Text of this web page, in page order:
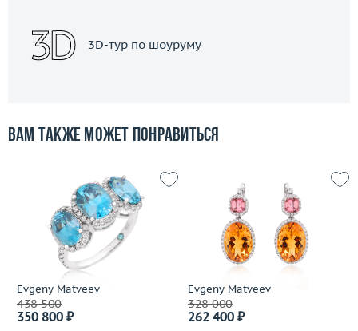
3D-тур по шоуруму
Вам также может понравиться
Evgeny Matveev
438 500
350 800 ₽
Evgeny Matveev
328 000
262 400 ₽